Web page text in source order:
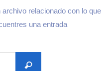
relacionado con lo que
una entrada
Buscar